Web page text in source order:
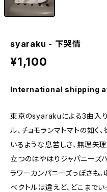
syaraku - 下哭情
¥1,100
International shipping
東京のsyarakuによる3曲入
ル、チョモランマトマトの如
いるような息苦しさ、無理矢
立つのはやはりジャパニーズ
ラワーカンパニーズっぽさも
ベクトルは違えど、どこまで